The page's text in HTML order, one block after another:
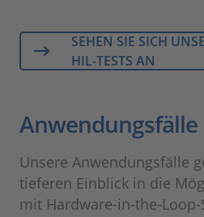
SEHEN SIE SICH
HIL-TESTS AN
Anwendungsfälle
Unsere Anwendungsfälle
tieferen Einblick in die
mit Hardware-in-the-